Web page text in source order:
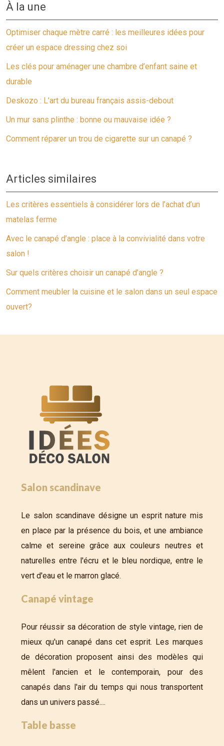
À la une
Optimiser chaque mètre carré : les meilleures idées pour
créer un espace dressing chez soi
Les clés pour aménager une chambre d’enfant saine et
durable
Deskozo : L’art du bureau français assis-debout
Un mur sans plinthe : bonne ou mauvaise idée ?
Comment réparer un trou de cigarette sur un canapé ?
Articles similaires
Les critères essentiels à considérer lors de l’achat d’un
matelas ferme
Avec le canapé d’angle : place à la convivialité dans votre
salon !
Sur quels critères choisir un canapé d’angle ?
Comment meubler la cuisine et le salon dans un seul espace
ouvert?
Salon scandinave
Le salon scandinave désigne un esprit nature mis
en place par la présence du bois, et une ambiance
calme et sereine grâce aux couleurs neutres et
naturelles entre l'écru et le bleu nordique, entre le
vert d'eau et le marron glacé.
Canapé vintage
Pour réussir sa décoration de style vintage, rien de
mieux qu'un canapé dans cet esprit. Les marques
de décoration proposent ainsi des modèles qui
mêlent l'ancien et le contemporain, pour des
canapés dans l'air du temps qui nous transportent
dans un univers passé....
Table basse